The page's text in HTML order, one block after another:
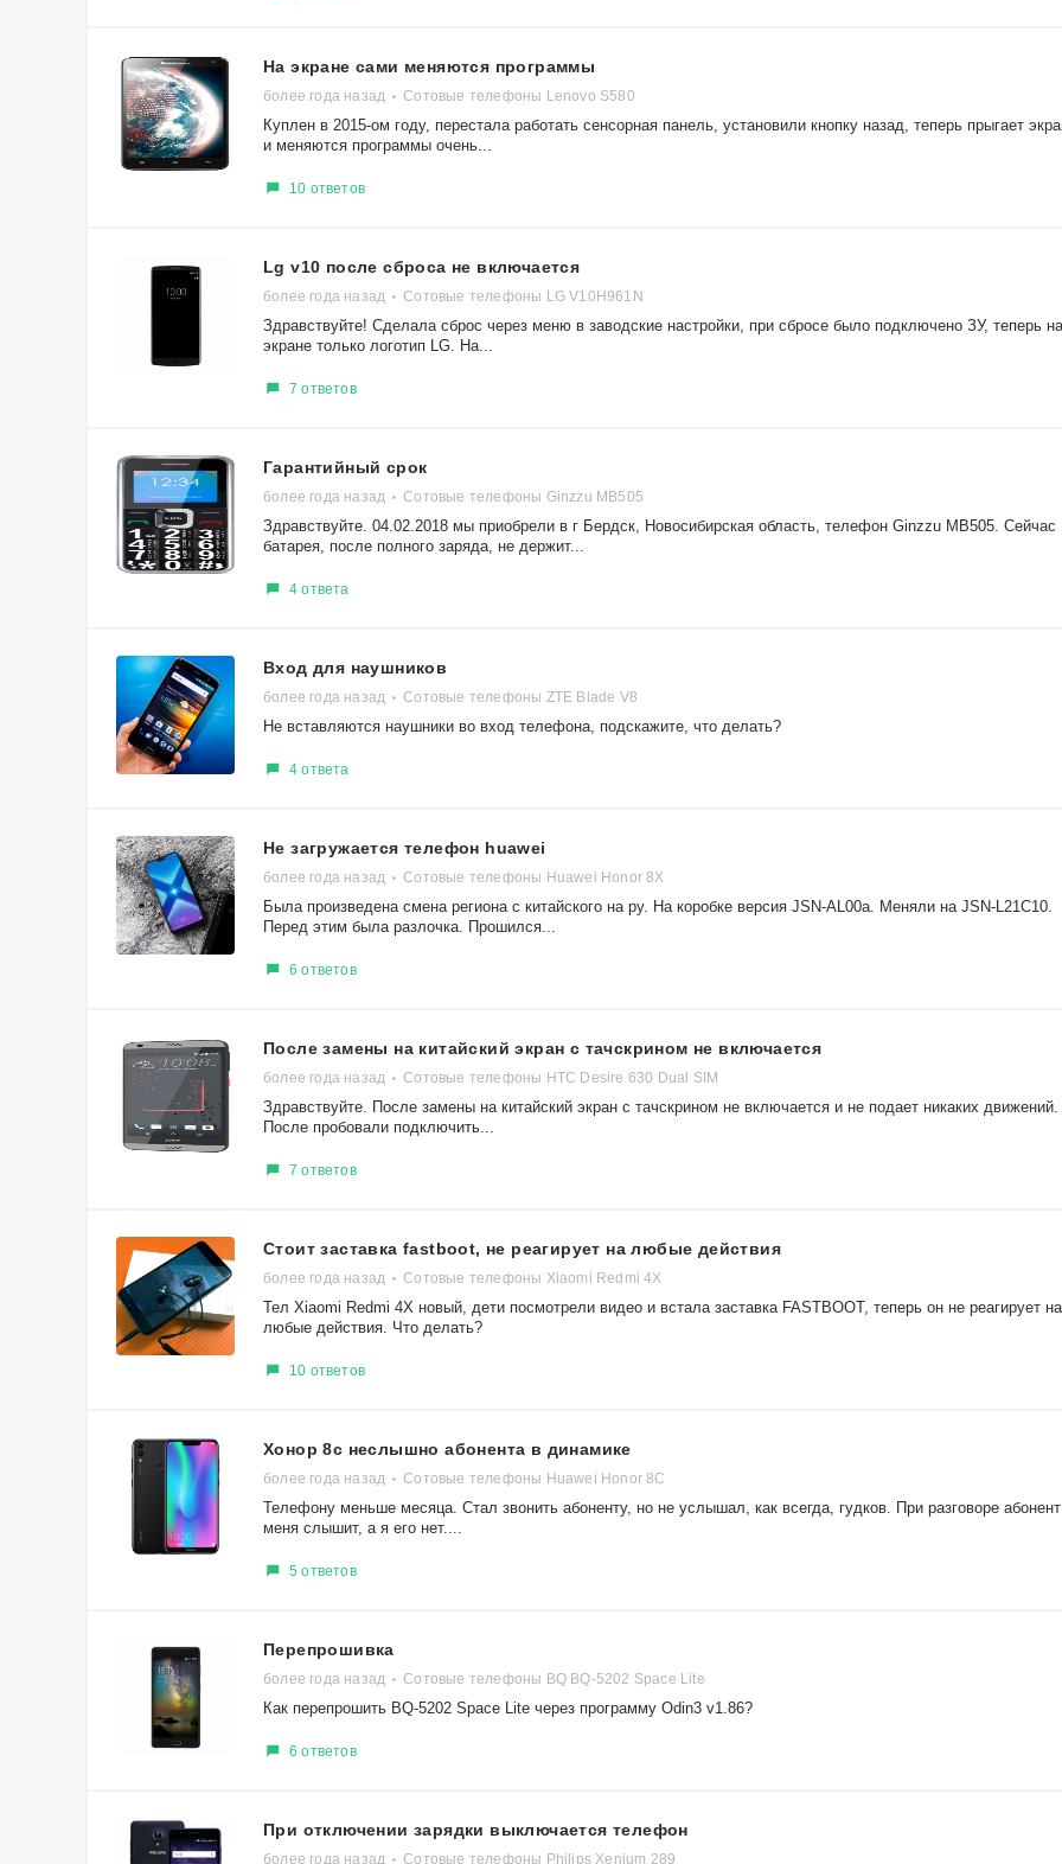
На экране сами меняются программы
более года назад Сотовые телефоны Lenovo S580
Куплен в 2015-ом году, перестала работать сенсорная панель, установили кнопку назад, теперь прыгает
и меняются программы очень...
10 ответов
Lg v10 после сброса не включается
более года назад Сотовые телефоны LG V10H961N
Здравствуйте! Сделала сброс через меню в заводские настройки, при сбросе было подключено ЗУ, теперь на
экране только логотип LG. На...
7 ответов
Гарантийный срок
более года назад Сотовые телефоны Ginzzu MB505
Здравствуйте. 04.02.2018 мы приобрели в г Бердск, Новосибирская область, телефон Ginzzu MB505. Сейчас
батарея, после полного заряда, не держит...
4 ответа
Вход для наушников
более года назад Сотовые телефоны ZTE Blade V8
Не вставляются наушники во вход телефона, подскажите, что делать?
4 ответа
Не загружается телефон huawei
более года назад Сотовые телефоны Huawei Honor 8X
Была произведена смена региона с китайского на ру. На коробке версия JSN-AL00a. Меняли на JSN-L21C10.
Перед этим была разлочка. Прошился...
6 ответов
После замены на китайский экран с тачскрином не включается
более года назад Сотовые телефоны HTC Desire 630 Dual SIM
Здравствуйте. После замены на китайский экран с тачскрином не включается и не подает никаких движений.
После пробовали подключить...
7 ответов
Стоит заставка fastboot, не реагирует на любые действия
более года назад Сотовые телефоны Xiaomi Redmi 4X
Тел Xiaomi Redmi 4X новый, дети посмотрели видео и встала заставка FASTBOOT, теперь он не реагирует на
любые действия. Что делать?
10 ответов
Хонор 8с неслышно абонента в динамике
более года назад Сотовые телефоны Huawei Honor 8C
Телефону меньше месяца. Стал звонить абоненту, но не услышал, как всегда, гудков. При разговоре абонент
меня слышит, а я его нет....
5 ответов
Перепрошивка
более года назад Сотовые телефоны BQ BQ-5202 Space Lite
Как перепрошить BQ-5202 Space Lite через программу Odin3 v1.86?
6 ответов
При отключении зарядки выключается телефон
более года назад Сотовые телефоны Philips Xenium 289